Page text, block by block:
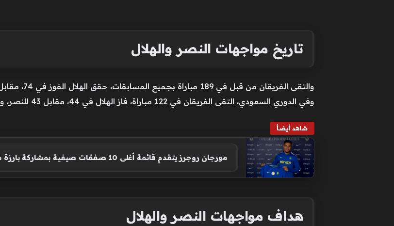
تاريخ مواجهات النصر والهلال
والتقى الفريقان من قبل في 189 مباراة بجميع المسابقات، حقق الهلال الفوز في 74، مقابل 61 للنصر، وحسم التعادل بينهما 54 لقاءً.
وفي الدوري السعودي، التقى الفريقان في 122 مباراة، فاز الهلال في 44، مقابل 43 للنصر، وتعادلا خلال 34 لقاءً.
شاهد أيضاً
مورجان روجرز يتقدم قائمة أغلى 10 صفقات صيفية بمشاركة بارزة من الهلال
هداف مواجهات النصر والهلال